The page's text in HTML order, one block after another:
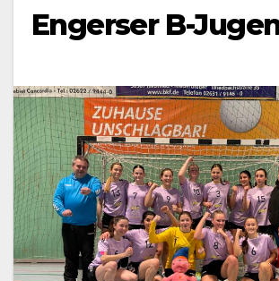
Engerser B-